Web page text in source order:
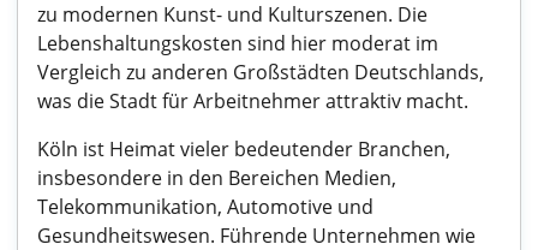
zu modernen Kunst- und Kulturszenen. Die
Lebenshaltungskosten sind hier moderat im
Vergleich zu anderen Großstädten Deutschlands,
was die Stadt für Arbeitnehmer attraktiv macht.
Köln ist Heimat vieler bedeutender Branchen,
insbesondere in den Bereichen Medien,
Telekommunikation, Automotive und
Gesundheitswesen. Führende Unternehmen wie